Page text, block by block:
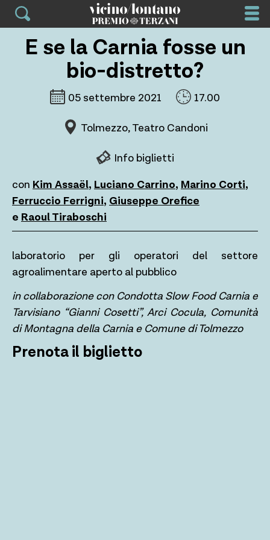
Skip
contentE se la Carnia fosse un
bio-distretto?
05 settembre 2021 17.00
Tolmezzo, Teatro Candoni
Info biglietti
con Kim Assaël, Luciano Carrino, Marino Corti,
Ferruccio Ferrigni, Giuseppe Orefice
e Raoul Tiraboschi
laboratorio per gli operatori del settore
agroalimentare aperto al pubblico
in collaborazione con Condotta Slow Food Carnia e
Tarvisiano “Gianni Cosetti”, Arci Cocula, Comunità
di Montagna della Carnia e Comune di Tolmezzo
Prenota il biglietto